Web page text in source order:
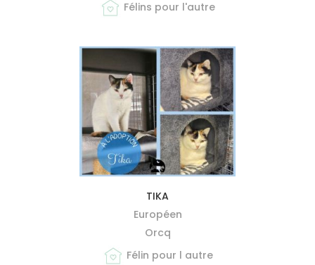
Félins pour l'autre
MIEUX ME CONNAÎTRE
TIKA
Européen
Orcq
Félin pour l autre